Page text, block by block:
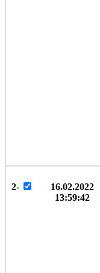
2-
16.02.2022
13:59:42